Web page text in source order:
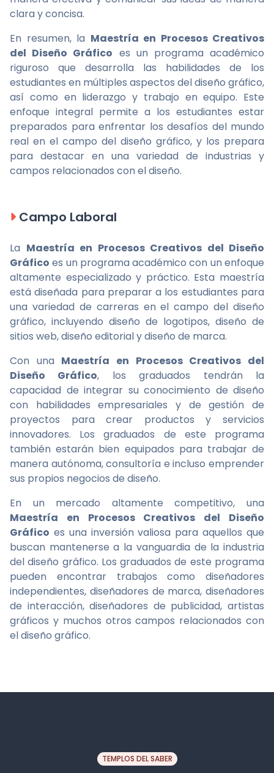
clara y concisa.
En resumen, la Maestría en Procesos Creativos
del Diseño Gráfico es un programa académico
riguroso que desarrolla las habilidades de los
estudiantes en múltiples aspectos del diseño gráfico,
así como en liderazgo y trabajo en equipo. Este
enfoque integral permite a los estudiantes estar
preparados para enfrentar los desafíos del mundo
real en el campo del diseño gráfico, y los prepara
para destacar en una variedad de industrias y
campos relacionados con el diseño.
Campo Laboral
La Maestría en Procesos Creativos del Diseño
Gráfico es un programa académico con un enfoque
altamente especializado y práctico. Esta maestría
está diseñada para preparar a los estudiantes para
una variedad de carreras en el campo del diseño
gráfico, incluyendo diseño de logotipos, diseño de
sitios web, diseño editorial y diseño de marca.
Con una Maestría en Procesos Creativos del
Diseño Gráfico, los graduados tendrán la
capacidad de integrar su conocimiento de diseño
con habilidades empresariales y de gestión de
proyectos para crear productos y servicios
innovadores. Los graduados de este programa
también estarán bien equipados para trabajar de
manera autónoma, consultoría e incluso emprender
sus propios negocios de diseño.
En un mercado altamente competitivo, una
Maestría en Procesos Creativos del Diseño
Gráfico es una inversión valiosa para aquellos que
buscan mantenerse a la vanguardia de la industria
del diseño gráfico. Los graduados de este programa
pueden encontrar trabajos como diseñadores
independientes, diseñadores de marca, diseñadores
de interacción, diseñadores de publicidad, artistas
gráficos y muchos otros campos relacionados con
el diseño gráfico.
TEMPLOS DEL SABER